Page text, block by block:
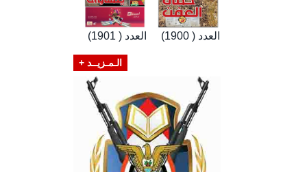
العدد ( 1901) العدد ( 1900)
الـمـزيــد +